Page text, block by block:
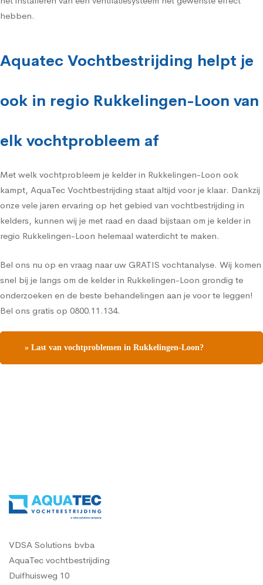
hebben.
Aquatec Vochtbestrijding helpt je
ook in regio Rukkelingen-Loon van
elk vochtprobleem af
Met welk vochtprobleem je kelder in Rukkelingen-Loon ook
kampt, AquaTec Vochtbestrijding staat altijd voor je klaar. Dankzij
onze vele jaren ervaring op het gebied van vochtbestrijding in
kelders, kunnen wij je met raad en daad bijstaan om je kelder in
regio Rukkelingen-Loon helemaal waterdicht te maken.
Bel ons nu op en vraag naar uw GRATIS vochtanalyse. Wij komen
snel bij je langs om de kelder in Rukkelingen-Loon grondig te
onderzoeken en de beste behandelingen aan je voor te leggen!
Bel ons gratis op 0800.11.134.
» Last van vochtproblemen in Rukkelingen-Loon?
VDSA Solutions bvba
AquaTec vochtbestrijding
Duifhuisweg 10